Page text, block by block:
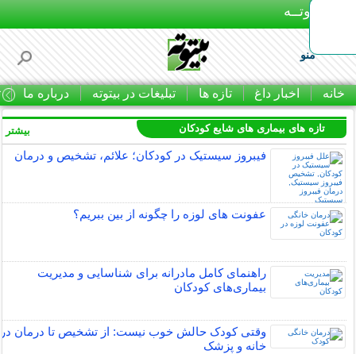
بـیتوتــه
منو
خانه اخبار داغ تازه ها تبلیغات در بیتوته درباره ما
تازه های بیماری های شایع کودکان
فیبروز سیستیک در کودکان؛ علائم، تشخیص و درمان
عفونت های لوزه را چگونه از بین ببریم؟
راهنمای کامل مادرانه برای شناسایی و مدیریت
بیماری‌های کودکان
وقتی کودک حالش خوب نیست: از تشخیص تا درمان در
خانه و پزشک
بیشتر